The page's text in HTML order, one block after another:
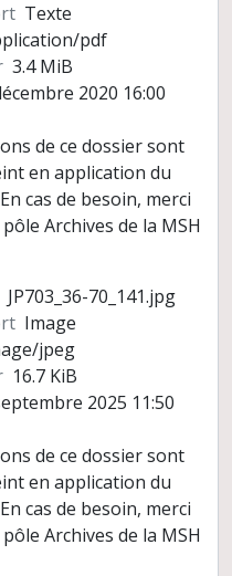
Texte
pdf
3.4 MiB
2020 16:00
de ce dossier sont
en application du
cas de besoin, merci
Archives de la MSH
JP703_36-70_141.jpg
Image
jpeg
16.7 KiB
2025 11:50
de ce dossier sont
en application du
cas de besoin, merci
Archives de la MSH